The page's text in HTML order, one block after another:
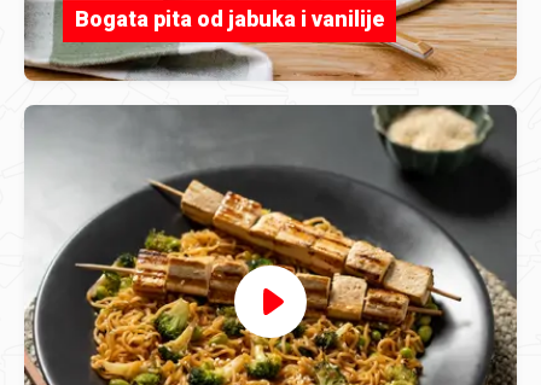
Bogata pita od jabuka i vanilije